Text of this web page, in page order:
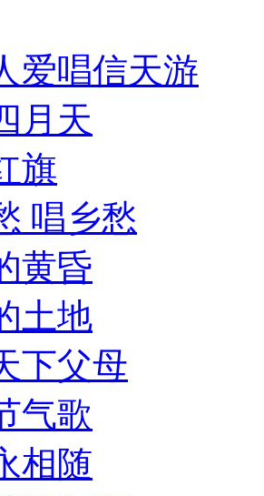
爱唱信天游
月天
旗
唱乡愁
黄昏
土地
下父母
气歌
相随